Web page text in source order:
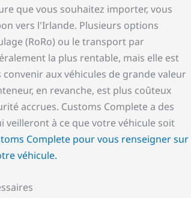
que vous souhaitez importer, vous
vers l'Irlande. Plusieurs options
(RoRo) ou le transport par
la plus rentable, mais elle est
aux véhicules de grande valeur
en revanche, est plus coûteux
accrues. Customs Complete a des
veilleront à ce que votre véhicule soit
Complete pour vous renseigner sur
véhicule.